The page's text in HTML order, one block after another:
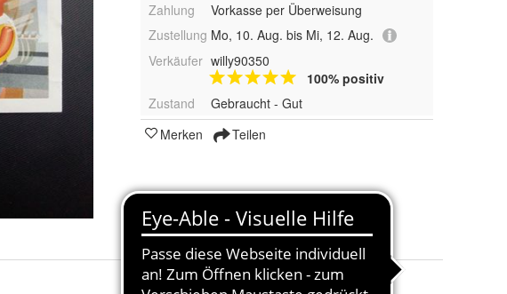
Zahlung
Vorkasse per Überweisung
Zustellung Mo, 10. Aug. bis Mi, 12. Aug.
Verkäufer willy90350
100% positiv
Zustand
Gebraucht - Gut
Merken
Teilen